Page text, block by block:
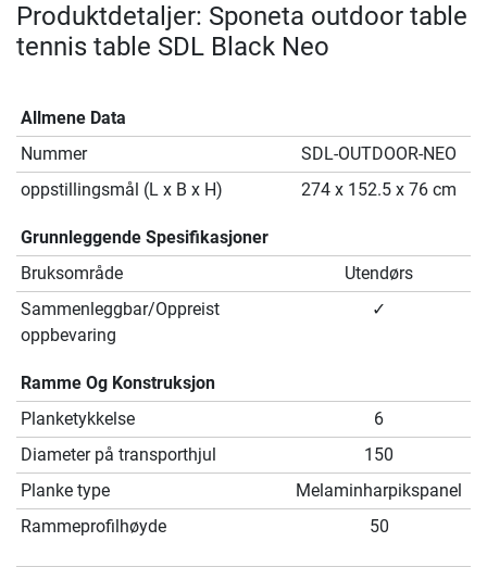
Produktdetaljer: Sponeta outdoor table
tennis table SDL Black Neo
Allmene Data
Nummer
SDL-OUTDOOR-NEO
oppstillingsmål (L x B x H)
274 x 152.5 x 76 cm
Grunnleggende Spesifikasjoner
Bruksområde
Utendørs
Sammenleggbar/Oppreist
oppbevaring
✓
Ramme Og Konstruksjon
Planketykkelse
6
Diameter på transporthjul
150
Planke type
Melaminharpikspanel
Rammeprofilhøyde
50